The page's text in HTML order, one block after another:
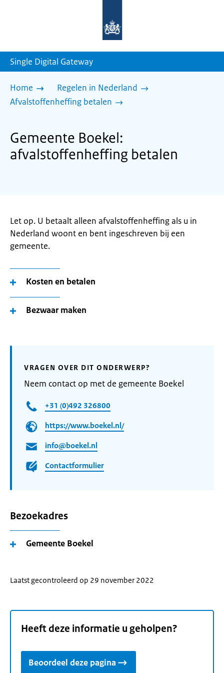
homepage
Single Digital Gateway
Home
Regelen in Nederland
Afvalstoffenheffing betalen
Gemeente Boekel:
afvalstoffenheffing betalen
Let op. U betaalt alleen afvalstoffenheffing als u in
Nederland woont en bent ingeschreven bij een
gemeente.
Kosten en betalen
Bezwaar maken
VRAGEN OVER DIT ONDERWERP?
Neem contact op met de gemeente Boekel
+31 (0)492 326800
https://www.boekel.nl/
info@boekel.nl
Contactformulier
Bezoekadres
Gemeente Boekel
Laatst gecontroleerd op 29 november 2022
Heeft deze informatie u geholpen?
Beoordeel deze pagina